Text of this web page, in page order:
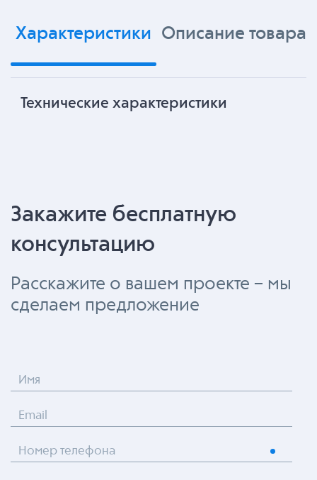
Характеристики Описание товара
Технические характеристики
Закажите бесплатную
консультацию
Расскажите о вашем проекте – мы
сделаем предложение
Имя
Email
Номер телефона